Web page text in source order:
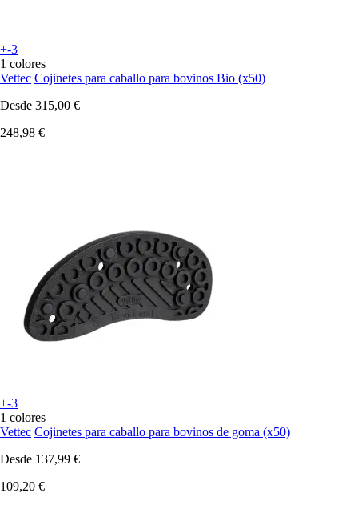
+-3
1 colores
Vettec Cojinetes para caballo para bovinos Bio (x50)
Desde 315,00 €
248,98 €
+-3
1 colores
Vettec Cojinetes para caballo para bovinos de goma (x50)
Desde 137,99 €
109,20 €